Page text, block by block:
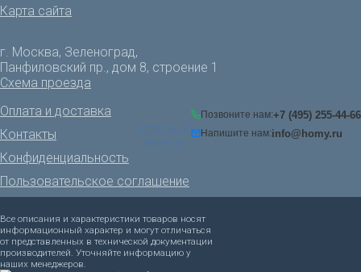
Карта сайта
г. Москва, Зеленоград,
Панфиловский пр., дом 8, строение 1
Схема проезда
Оплата и доставка
Контакты
Конфиденциальность
Пользовательское соглашение
Позвоните нам:+7 (495) 255-44-66
Напишите нам:info@homy.ru
ОБРАТНЫЙ
ЗВОНОК
Все описания и характеристики товаров носят
информационный характер и могут отличаться
от представленных в технической документации
производителей. Уточняйте информацию у
наших менеджеров.